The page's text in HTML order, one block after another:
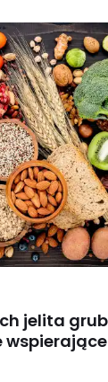
jelita